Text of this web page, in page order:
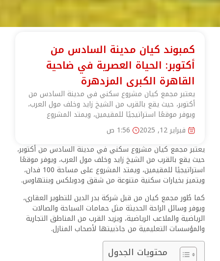
كمبوند كيان مدينة السادس من
أكتوبر: الحياة العصرية في ضاحية
القاهرة الكبرى المزدهرة
يعتبر مجمع كيان مشروع سكني في مدينة السادس من
أكتوبر، حيث يقع بالقرب من الشيخ زايد وخلف مول العرب،
ويوفر موقعًا استراتيجيًا للمقيمين، ويمتد المشروع
فبراير 12, 2025
1:56 ص
يعتبر مجمع كيان مشروع سكني في مدينة السادس من أكتوبر،
حيث يقع بالقرب من الشيخ زايد وخلف مول العرب، ويوفر موقعًا
استراتيجيًا للمقيمين، ويمتد المشروع على مساحة 100 فدان،
ويتميز بخيارات سكنية متنوعة من شقق ودوبلكس وبنتهاوس.
كما طُور مجمع كيان من قبل شركة بدر الدين للتطوير العقاري،
ويوفر وسائل الراحة الحديثة مثل حمامات السباحة والصالات
الرياضية والملاعب الرياضية، ويزيد القرب من المناطق التجارية
والمؤسسات التعليمية من جاذبيتها لأصحاب المنازل.
محتويات الجدول